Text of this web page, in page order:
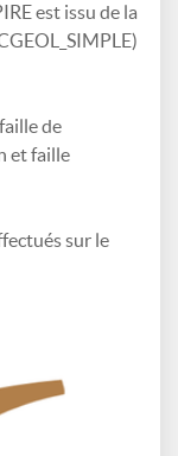
est issu de la
de
et faille
sur le